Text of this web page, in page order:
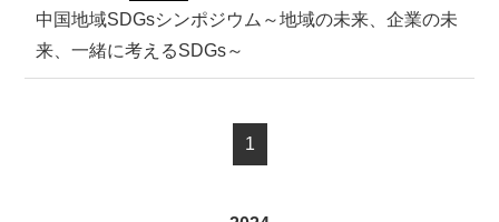
中国地域SDGsシンポジウム～地域の未来、企業の未
来、一緒に考えるSDGs～
1